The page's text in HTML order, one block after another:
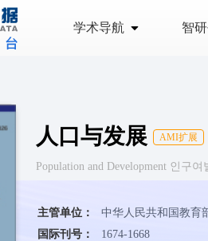
学术导航 智
人口与发展 AMI扩展
Population and Development 인구여
主管单位：
中华人民共和国教育
国际刊号：
1674-1668